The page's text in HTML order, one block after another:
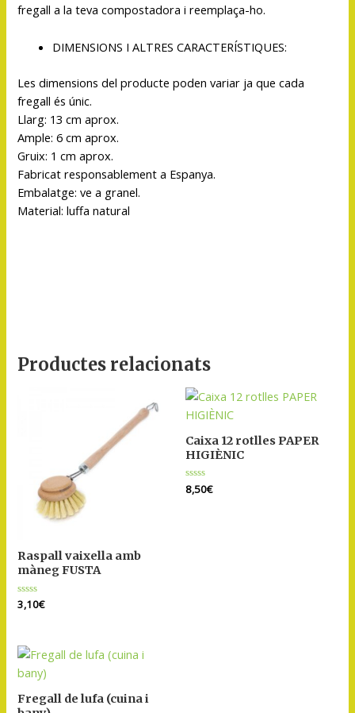
fregall a la teva compostadora i reemplaça-ho.
DIMENSIONS I ALTRES CARACTERÍSTIQUES:
Les dimensions del producte poden variar ja que cada
fregall és únic.
Llarg: 13 cm aprox.
Ample: 6 cm aprox.
Gruix: 1 cm aprox.
Fabricat responsablement a Espanya.
Embalatge: ve a granel.
Material: luffa natural
Productes relacionats
Raspall vaixella amb
màneg FUSTA
Puntuat
amb
3,10€
Caixa 12 rotlles PAPER
HIGIÈNIC
Puntuat
amb
8,50€
Fregall de lufa (cuina i